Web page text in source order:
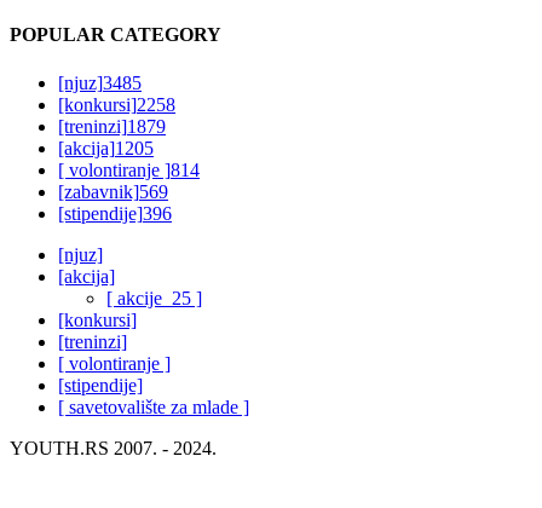
POPULAR CATEGORY
[njuz]3485
[konkursi]2258
[treninzi]1879
[akcija]1205
[ volontiranje ]814
[zabavnik]569
[stipendije]396
[njuz]
[akcija]
[ akcije_25 ]
[konkursi]
[treninzi]
[ volontiranje ]
[stipendije]
[ savetovalište za mlade ]
YOUTH.RS 2007. - 2024.